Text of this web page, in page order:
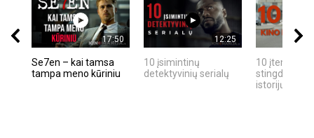
17:50
Se7en – kai tamsa
tampa meno kūriniu
12:25
10 įsimintinų
detektyvinių serialų
10 įtemptų,
stingdančių
istorijų